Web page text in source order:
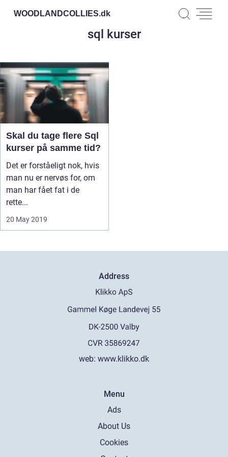
WOODLANDCOLLIES.dk
sql kurser
Skal du tage flere Sql
kurser på samme tid?
Det er forståeligt nok, hvis
man nu er nervøs for, om
man har fået fat i de
rette...
20 May 2019
Address
web: www.klikko.dk
Menu
Ads
About Us
Cookies